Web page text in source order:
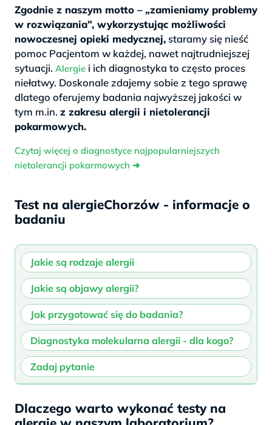
Zgodnie z naszym motto – „zamieniamy problemy
w rozwiązania”, wykorzystując możliwości
nowoczesnej opieki medycznej, staramy się nieść
pomoc Pacjentom w każdej, nawet najtrudniejszej
sytuacji. Alergie i ich diagnostyka to często proces
niełatwy. Doskonale zdajemy sobie z tego sprawę
dlatego oferujemy badania najwyższej jakości w
tym m.in. z zakresu alergii i nietolerancji
pokarmowych.
Czytaj więcej o diagnostyce najpopularniejszych
nietolerancji pokarmowych ➜
Test na alergieChorzów - informacje o
badaniu
Jakie są rodzaje alergii
Jakie są objawy alergii?
Jak przygotować się do badania?
Diagnostyka molekularna alergii - dla kogo?
Zadaj pytanie
Jakie są rodzaje alergii?
Jakie są objawy alergii?
Jak się przygotować do badania?
Diagnostyka molekularna alergii –
dla kogo?
Bezpłatna rozmowa – zapytaj o
badanie
Dlaczego warto wykonać testy na